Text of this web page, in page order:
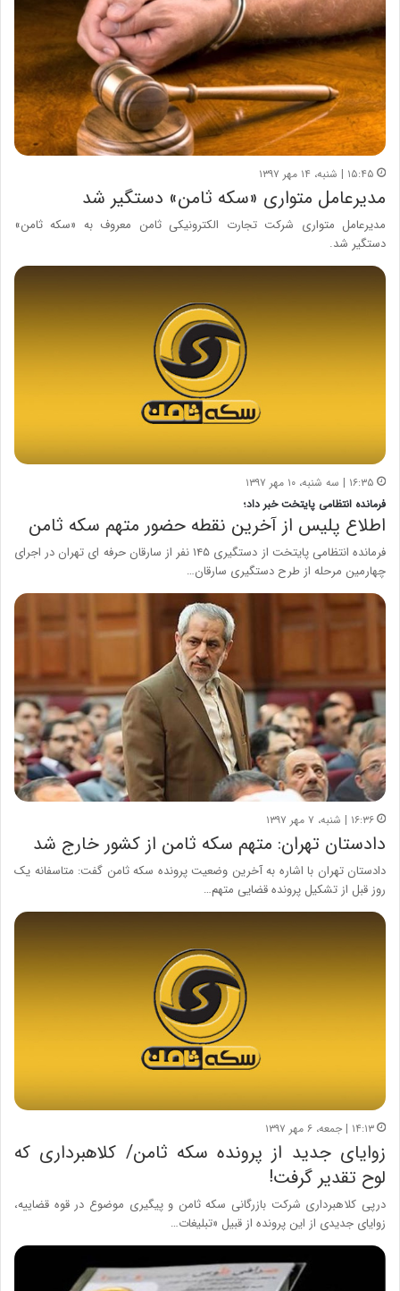
۱۵:۴۵ | شنبه، ۱۴ مهر ۱۳۹۷
مدیرعامل متواری «سکه ثامن» دستگیر شد
مدیرعامل متواری شرکت تجارت الکترونیکی ثامن معروف به «سکه ثامن»
دستگیر شد.
۱۶:۳۵ | سه شنبه، ۱۰ مهر ۱۳۹۷
فرمانده انتظامی پایتخت خبر داد؛
اطلاع پلیس از آخرین نقطه حضور متهم سکه ثامن
فرمانده انتظامی پایتخت از دستگیری ۱۴۵ نفر از سارقان حرفه ای تهران در اجرای
چهارمین مرحله از طرح دستگیری سارقان…
۱۶:۳۶ | شنبه، ۷ مهر ۱۳۹۷
دادستان تهران: متهم سکه ثامن از کشور خارج شد
دادستان تهران با اشاره به آخرین وضعیت پرونده سکه ثامن گفت: متاسفانه یک
روز قبل از تشکیل پرونده قضایی متهم…
۱۴:۱۳ | جمعه، ۶ مهر ۱۳۹۷
زوایای جدید از پرونده سکه ثامن/ کلاهبرداری که
لوح تقدیر گرفت!
درپی کلاهبرداری شرکت بازرگانی سکه ثامن و پیگیری موضوع در قوه قضاییه،
زوایای جدیدی از این پرونده از قبیل «تبلیغات…